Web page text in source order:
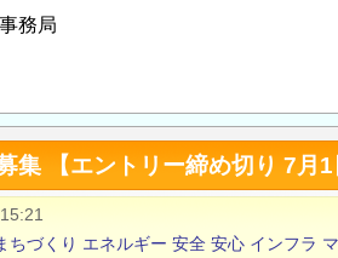
務局
集 【エントリー締め切り 7月
ちづくり エネルギー 安全 安心 インフラ